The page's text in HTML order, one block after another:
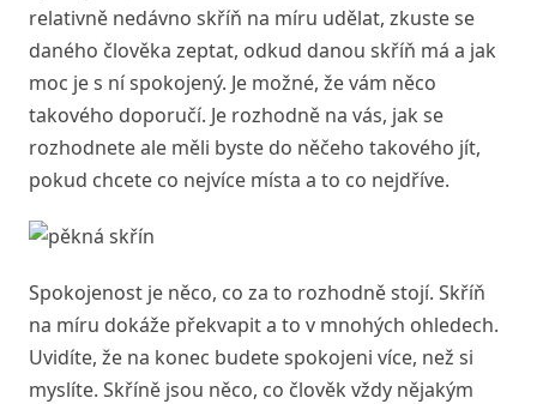
relativně nedávno skříň na míru udělat, zkuste se
daného člověka zeptat, odkud danou skříň má a jak
moc je s ní spokojený. Je možné, že vám něco
takového doporučí. Je rozhodně na vás, jak se
rozhodnete ale měli byste do něčeho takového jít,
pokud chcete co nejvíce místa a to co nejdříve.
Spokojenost je něco, co za to rozhodně stojí. Skříň
na míru dokáže překvapit a to v mnohých ohledech.
Uvidíte, že na konec budete spokojeni více, než si
myslíte. Skříně jsou něco, co člověk vždy nějakým